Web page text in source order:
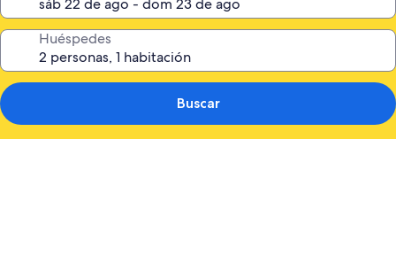
Huéspedes
Buscar